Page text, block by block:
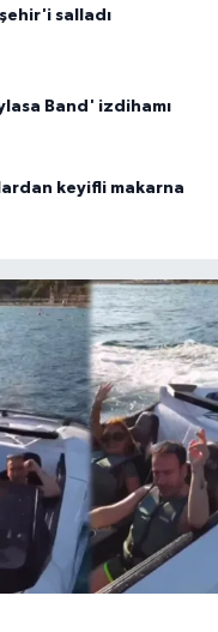
salladı
Band' izdihamı
keyifli makarna